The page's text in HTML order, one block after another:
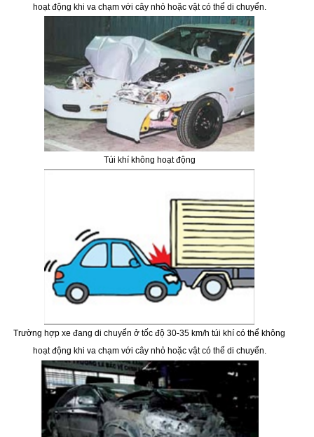
hoạt động khi va chạm với cây nhỏ hoặc vật có thể di chuyển.
Túi khí không hoạt động
Trường hợp xe đang di chuyển ở tốc độ 30-35 km/h túi khí có thể không
hoạt động khi va chạm với cây nhỏ hoặc vật có thể di chuyển.